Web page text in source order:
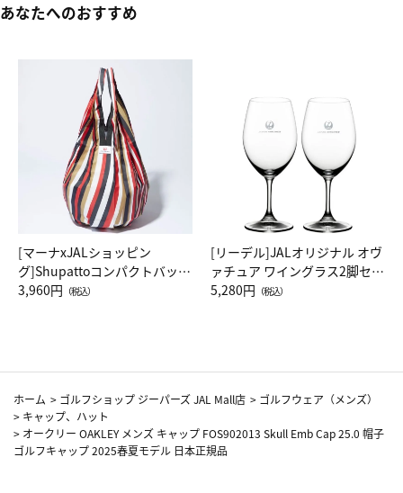
あなたへのおすすめ
[マーナxJALショッピン
グ]Shupattoコンパクトバッグ
Drop JAL客室乗務員（LC）ス
3,960円 （税込）
[リーデル]JALオリジナル オヴ
ァチュア ワイングラス2脚セッ
ト（レッドワイン）
5,280円 （税込）
ホーム > ゴルフショップ ジーパーズ JAL Mall店 > ゴルフウェア（メンズ）
> キャップ、ハット
> オークリー OAKLEY メンズ キャップ FOS902013 Skull Emb Cap 25.0 帽子
ゴルフキャップ 2025春夏モデル 日本正規品